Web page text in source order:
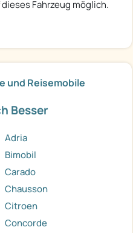
Fahrzeug möglich.
und Reisemobile
Besser
Adria
Bimobil
Carado
Chausson
Citroen
Concorde